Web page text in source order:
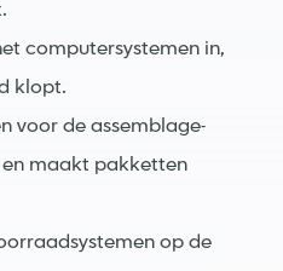
computersystemen in,
klopt.
voor de assemblage-
maakt pakketten
op de